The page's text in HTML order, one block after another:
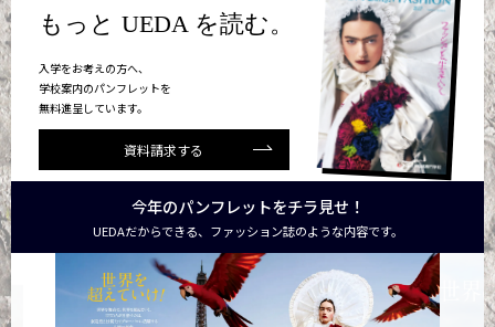
もっと UEDA を読む。
入学をお考えの方へ、
学校案内のパンフレットを
無料進呈しています。
資料請求する
今年のパンフレットをチラ見せ！
UEDAだからできる、ファッション誌のような内容です。